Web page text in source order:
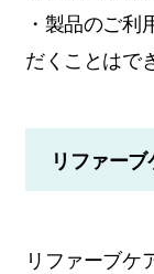
・製品のご利
だくことはで
リファー
リファーブケ